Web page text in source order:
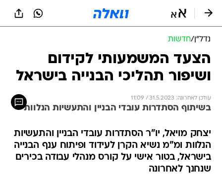
נדל״ן/חדשות
הצעד המשמעותי לקידום
ושיפור תהליכי הבנייה בישראל
עודכן לאחרונה: 31.5.2023 / 11:09
בשיתוף הסתדרות עובדי הבניין והתעשיות הנלוות
יצחק מויאל, יו"ר הסתדרות עובדי הבניין והתעשיות
הנלוות ומ"מ נשיא הקרן לעידוד ופיתוח ענף הבנייה
בישראל, בטור אישי על קורס מנהלי עבודה בכירים
שנחנך לאחרונה